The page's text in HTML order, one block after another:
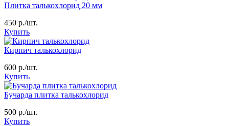
Плитка талькохлорид 20 мм
450 р./шт.
Купить
Кирпич талькохлорид
600 р./шт.
Купить
Бучарда плитка талькохлорид
500 р./шт.
Купить